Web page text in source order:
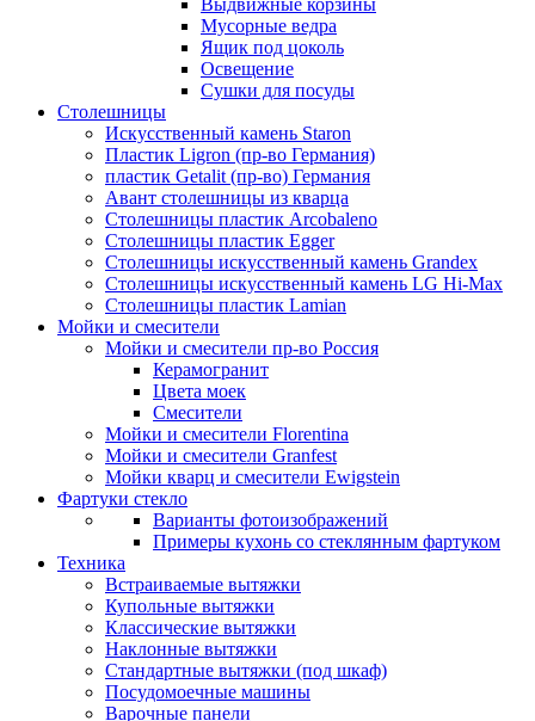
Мусорные ведра
Ящик под цоколь
Освещение
Сушки для посуды
Столешницы
Искусственный камень Staron
Пластик Ligron (пр-во Германия)
пластик Getalit (пр-во) Германия
Авант столешницы из кварца
Столешницы пластик Arcobaleno
Столешницы пластик Egger
Столешницы искусственный камень Grandex
Столешницы искусственный камень LG Hi-Max
Столешницы пластик Lamian
Мойки и смесители
Мойки и смесители пр-во Россия
Керамогранит
Цвета моек
Смесители
Мойки и смесители Florentina
Мойки и смесители Granfest
Мойки кварц и смесители Ewigstein
Фартуки стекло
Варианты фотоизображений
Примеры кухонь со стеклянным фартуком
Техника
Встраиваемые вытяжки
Купольные вытяжки
Классические вытяжки
Наклонные вытяжки
Стандартные вытяжки (под шкаф)
Посудомоечные машины
Варочные панели